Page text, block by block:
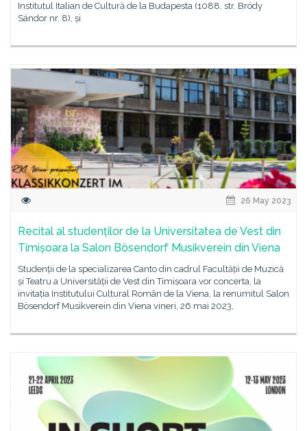
Institutul Italian de Cultură de la Budapesta (1088, str. Bródy
Sándor nr. 8), și
26 May 2023
Recital al studenților de la Universitatea de Vest din
Timișoara la Salon Bösendorf Musikverein din Viena
Studenții de la specializarea Canto din cadrul Facultății de Muzică
și Teatru a Universității de Vest din Timișoara vor concerta, la
invitația Institutului Cultural Român de la Viena, la renumitul Salon
Bösendorf Musikverein din Viena vineri, 26 mai 2023,